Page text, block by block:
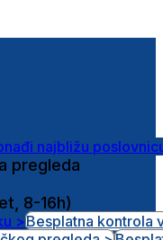
najbližu
pregleda
8-16h)
>Besplatna kontrola